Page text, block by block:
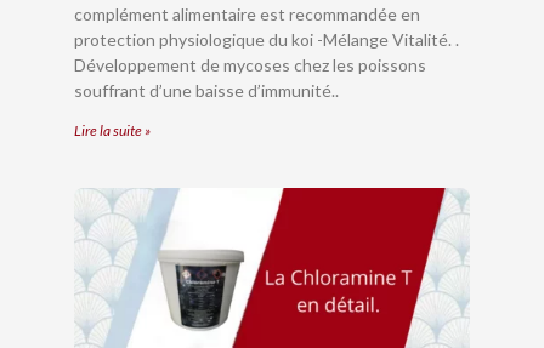
complément alimentaire est recommandée en
protection physiologique du koi -Mélange Vitalité. .
Développement de mycoses chez les poissons
souffrant d’une baisse d’immunité..
Lire la suite »